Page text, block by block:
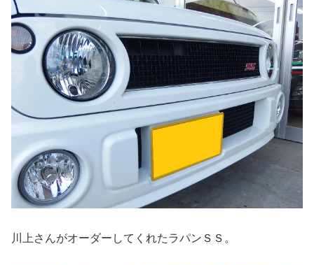
川上さんがオーダーしてくれたラパンＳＳ。